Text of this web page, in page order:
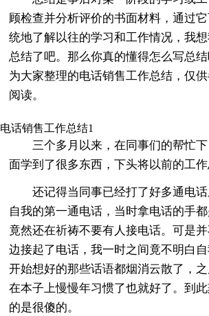
顾检查并分析评价的书面材料，通过
统地了解以往的学习和工作情况，我
总结了吧。那么你真的懂得怎么写总
为大家整理的电话销售工作总结，仅
阅读。
电话销售工作总结1
三个多月以来，在同事们的帮忙
面学到了很多东西，下头将以前的工作
还记得当同事已经打了好多通电
自我的第一通电话，当时拿电话的手
竟然还在祈祷不要有人接电话。可是
边接起了电话，我一时之间竟不明白自
开始想好的那些话语都烟消云散了，
在本子上慢慢年习惯了也就好了。到
的是很傻的。